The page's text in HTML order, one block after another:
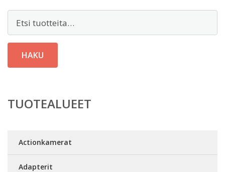
HAKU
TUOTEALUEET
Actionkamerat
Adapterit